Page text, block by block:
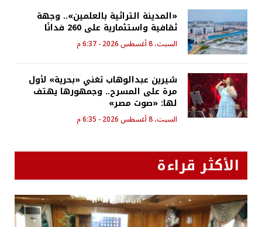
«المدينة التراثية بالعلمين».. وجهة
ثقافية واستثمارية على 260 فدانًا
السبت، 8 أغسطس 2026 - 6:37 م
شيرين عبدالوهاب تغني «بحرية» لأول
مرة على المسرح.. وجمهورها يهتف
لها: «صوت مصر»
السبت، 8 أغسطس 2026 - 6:35 م
الأكثر قراءة